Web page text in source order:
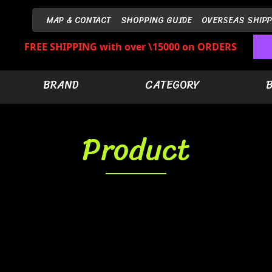
MAP & CONTACT SHOPPING GUIDE OVERSEAS
FREE SHIPPING with over \15000 on ORDERS
BRAND CATEGORY
Product